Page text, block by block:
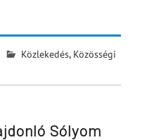
Közlekedés, Közösségi
Sólyom